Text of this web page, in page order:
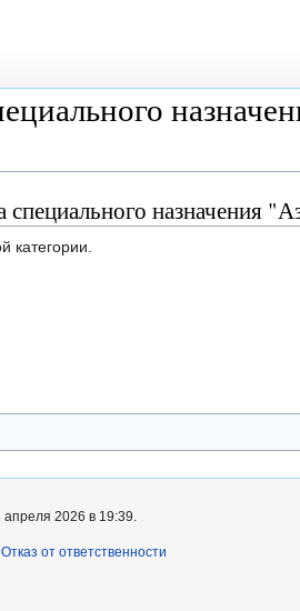
специального назначения
категории.
2026 в 19:39.
Отказ от ответственности